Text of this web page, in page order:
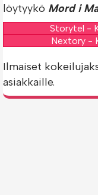
löytyykö Mord i
Storytel -
Nextory -
Ilmaiset
asiakkaille.